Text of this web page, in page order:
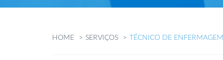
HOME SERVIÇOS TÉCNICO DE ENFERMAGEM